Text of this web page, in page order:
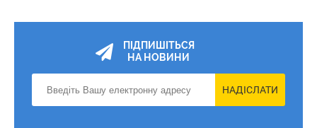
ПІДПИШІТЬСЯ
НА НОВИНИ
НАДІСЛАТИ